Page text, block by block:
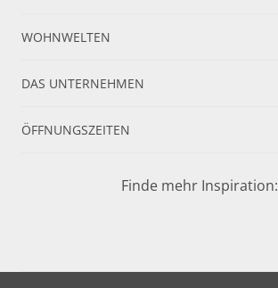
WOHNWELTEN
DAS UNTERNEHMEN
ÖFFNUNGSZEITEN
Finde mehr Inspiration: